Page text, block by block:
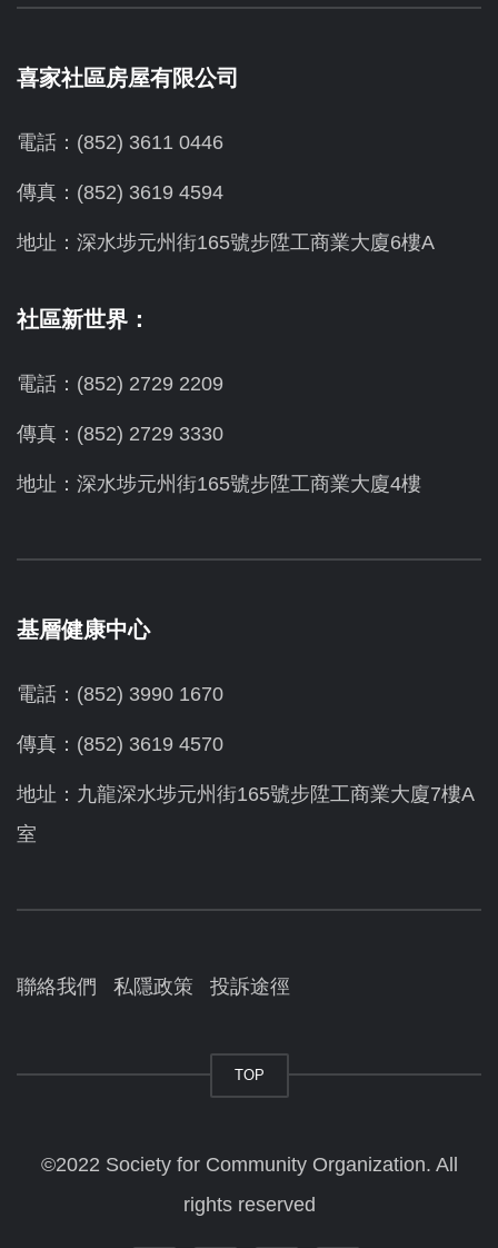
喜家社區房屋有限公司
電話：(852) 3611 0446
傳真：(852) 3619 4594
地址： 深水埗元州街165號步陞工商業大廈6樓A
社區新世界：
電話：(852) 2729 2209
傳真：(852) 2729 3330
地址：深水埗元州街165號步陞工商業大廈4樓
基層健康中心
電話：(852) 3990 1670
傳真：(852) 3619 4570
地址：九龍深水埗元州街165號步陞工商業大廈7樓A
室
聯絡我們 私隱政策 投訴途徑
TOP
©2022 Society for Community Organization. All
rights reserved